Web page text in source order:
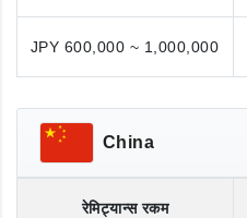
JPY 600,000 ~ 1,000,000
China
रेमिट्यान्स रकम